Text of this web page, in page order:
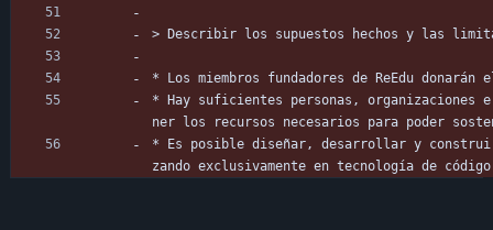
> Describir los supuestos hechos y las
* Los miembros fundadores de ReEdu
* Hay suficientes personas, organizaciones
ner los recursos necesarios para poder
* Es posible diseñar, desarrollar y
zando exclusivamente en tecnología de